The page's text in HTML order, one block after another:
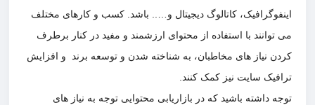
کاتالوگ دیجیتال و….. باشد. کسب و کارهای مختلف
با استفاده از محتوای ارزشمند و مفید در کنار برطرف
نیاز های مخاطبان، به شناخته شدن و توسعه برند و افزایش
سایت نیز کمک کنند.
داشته باشید که در بازاریابی محتوایی توجه به نیاز های